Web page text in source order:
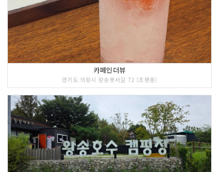
카페인더뷰
경기도 의왕시 왕송못서길 72 (초평동)